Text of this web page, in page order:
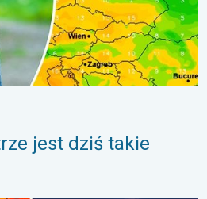
jest dziś takie